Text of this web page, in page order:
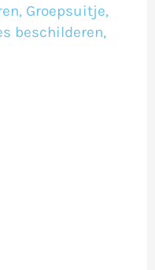
, Groepsuitje,
beschilderen,